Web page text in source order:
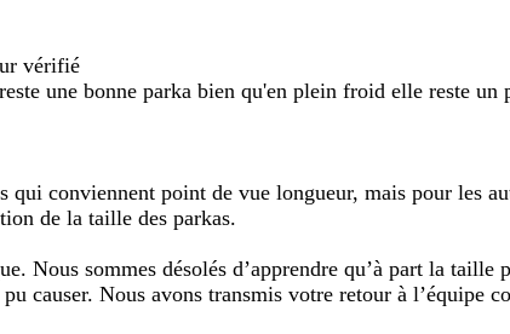
vérifié
une bonne parka bien qu'en plein froid elle reste
qui conviennent point de vue longueur, mais pour les
de la taille des parkas.
Nous sommes désolés d’apprendre qu’à part la
causer. Nous avons transmis votre retour à l’équipe